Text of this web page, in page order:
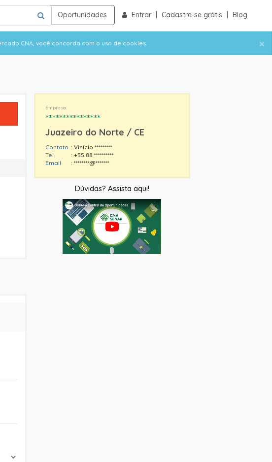
Entrar Cadastre-se grátis Blog
Oportunidades
×
CNA, você concorda com o uso de cookies.
Empresa
****************
Juazeiro do Norte / CE
Contato : Vinício *********
Tel.
: +55 88 **********
Email
: ********@*******
Dúvidas? Assista aqui!